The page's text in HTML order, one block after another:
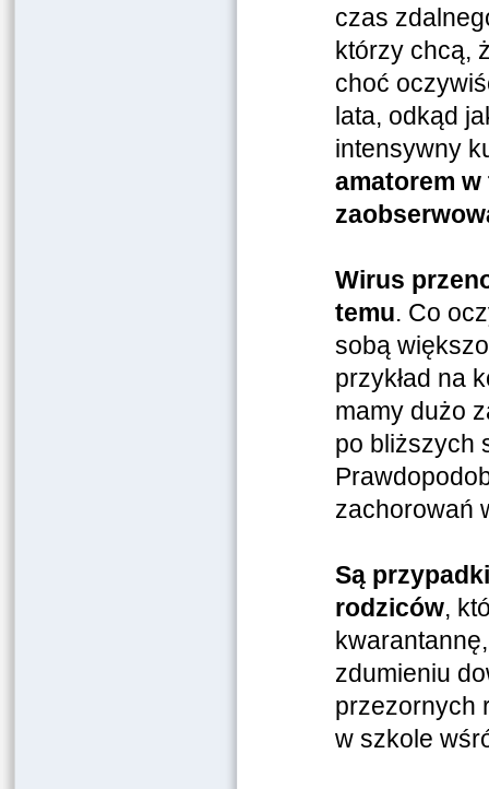
czas
którzy chcą,
choć
lata, odkąd
intensywny
amatorem
Wirus
temu. Co
sobą
przykład na
mamy dużo
po bliższych
zachorowań
Są
rodziców,
zdumieniu
przezornych
w szkole